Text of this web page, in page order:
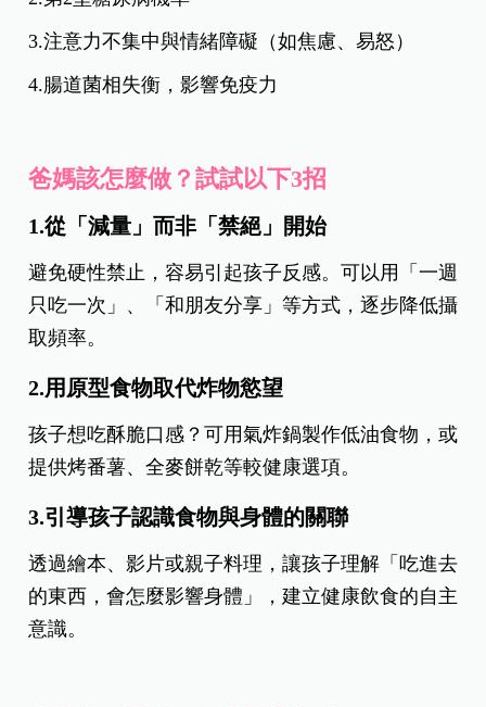
3.注意力不集中與情緒障礙（如焦慮、易怒）
4.腸道菌相失衡，影響免疫力
爸媽該怎麼做？試試以下3招
1.從「減量」而非「禁絕」開始
避免硬性禁止，容易引起孩子反感。可以用「一週
只吃一次」、「和朋友分享」等方式，逐步降低攝
取頻率。
2.用原型食物取代炸物慾望
孩子想吃酥脆口感？可用氣炸鍋製作低油食物，或
提供烤番薯、全麥餅乾等較健康選項。
3.引導孩子認識食物與身體的關聯
透過繪本、影片或親子料理，讓孩子理解「吃進去
的東西，會怎麼影響身體」，建立健康飲食的自主
意識。